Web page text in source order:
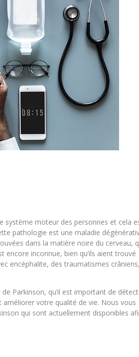
système moteur des personnes et cela
pathologie est une maladie
dans la matière noire du cerveau,
inconnue, bien qu’ils aient trouvé
encéphalite, des traumatismes crâniens,
Parkinson, qu’il est important de
votre qualité de vie. Nous vous
qui sont actuellement disponibles